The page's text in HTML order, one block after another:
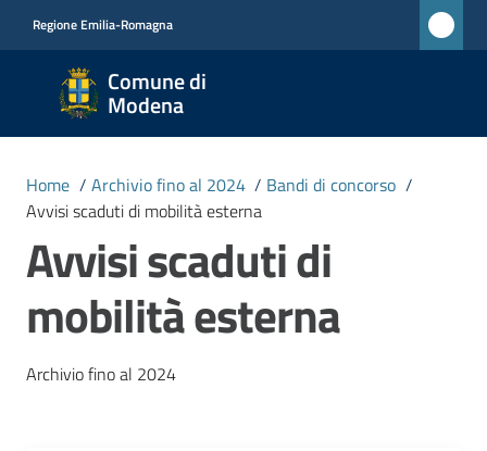
Regione Emilia-Romagna
Comune di
Modena
Comune
di
Modena
CIVICA
MONET
Amministrazione
Novità
Home / Archivio fino al 2024 / Bandi di concorso /
Avvisi scaduti di mobilità esterna
Avvisi scaduti di
mobilità esterna
Archivio fino al 2024